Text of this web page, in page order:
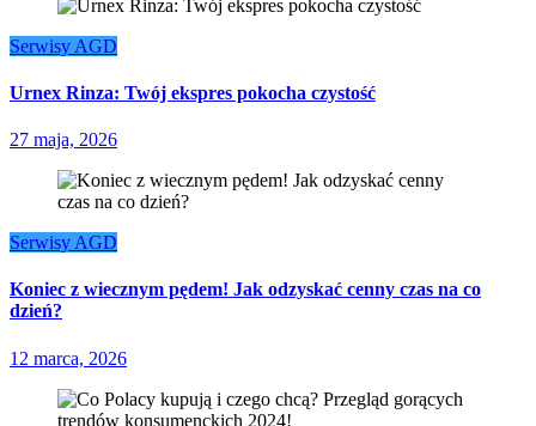
Serwisy AGD
Urnex Rinza: Twój ekspres pokocha czystość
27 maja, 2026
Serwisy AGD
Koniec z wiecznym pędem! Jak odzyskać cenny czas na co
dzień?
12 marca, 2026